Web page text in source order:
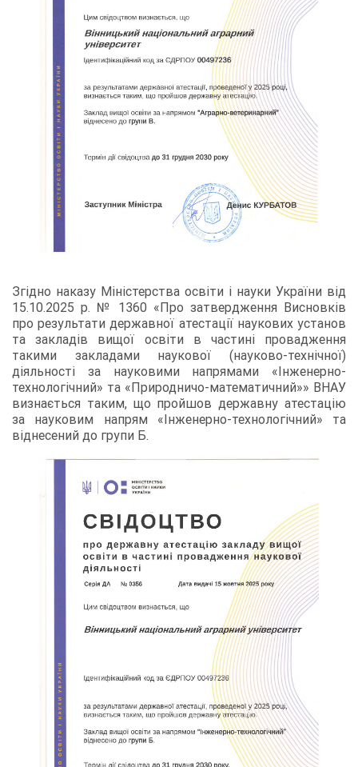
Згідно наказу Міністерства освіти і науки України від
15.10.2025 р. № 1360 «Про затвердження Висновків
про результати державної атестації наукових установ
та закладів вищої освіти в частині провадження
такими закладами наукової (науково-технічної)
діяльності за науковими напрямами «Інженерно-
технологічний» та «Природничо-математичний»» ВНАУ
визнається таким, що пройшов державну атестацію
за науковим напрям «Інженерно-технологічний» та
віднесений до групи Б.